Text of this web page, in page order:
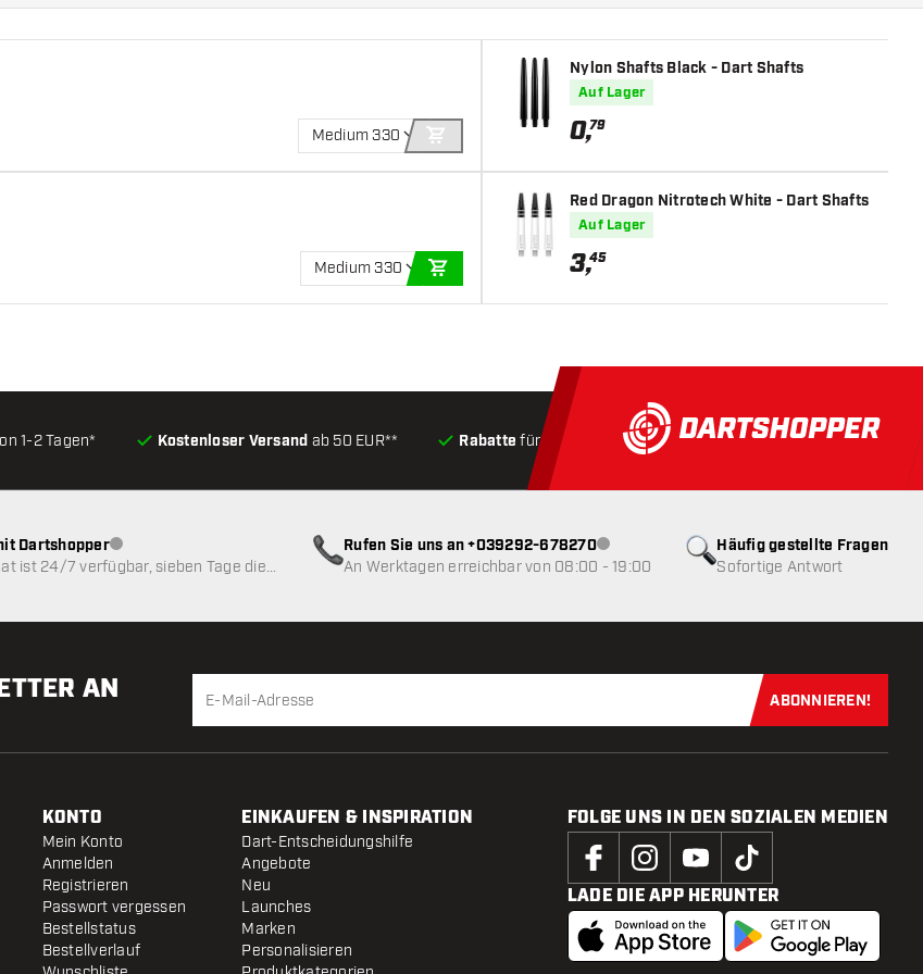
Medium 330
IN DEN WARENKORB
Medium 330
IN DEN WARENKORB
Nylon Shafts Black - Dart Shafts
Auf Lager
0,79
Red Dragon Nitrotech White - Dart Shafts
Auf Lager
3,45
1-2 Tagen* Kostenloser Versand ab 50 EUR** Rabatte für Kunden Produkte auf Lager, Versand
Häufig gestellte Fragen
Sofortige Antwort
DartshopperKundenservice nicht verfügbar
ist 24/7 verfügbar, sieben Tage die
Rufen Sie uns an +039292-678270Kundenservice nicht verfügbar
An Werktagen erreichbar von 08:00 - 19:00
AN Jetzt für
ABONNIEREN!
KONTO
Mein Konto
Anmelden
Registrieren
Passwort vergessen
Bestellstatus
Bestellverlauf
EINKAUFEN & INSPIRATION
Dart-Entscheidungshilfe
Angebote
Neu
Launches
Marken
Personalisieren
FOLGE UNS IN DEN SOZIALEN MEDIEN
LADE DIE APP HERUNTER